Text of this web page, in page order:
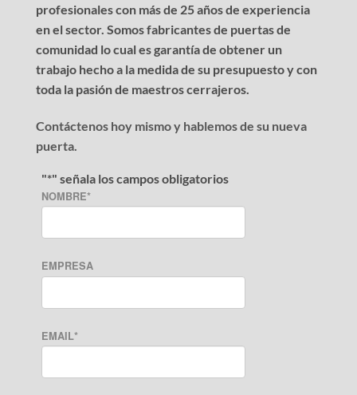
profesionales con más de 25 años de experiencia
en el sector. Somos fabricantes de puertas de
comunidad lo cual es garantía de obtener un
trabajo hecho a la medida de su presupuesto y con
toda la pasión de maestros cerrajeros.
Contáctenos hoy mismo y hablemos de su nueva
puerta.
"*" señala los campos obligatorios
NOMBRE*
EMPRESA
EMAIL*